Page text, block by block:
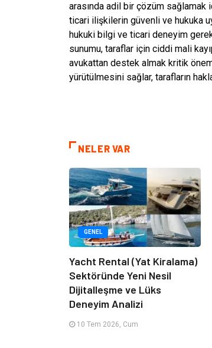
arasında adil bir çözüm
ticari ilişkilerin güvenli ve hukuka
hukuki bilgi ve ticari deneyim
sunumu, taraflar için ciddi mali
avukattan destek almak kritik
yürütülmesini sağlar, tarafların
NELER VAR
GENEL
Yacht Rental (Yat Kiralama)
Sektöründe Yeni Nesil
Dijitalleşme ve Lüks
Deneyim Analizi
10 Tem 2026, Cum